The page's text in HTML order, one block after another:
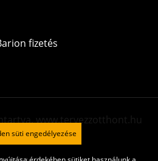
www.tervezzotthont.hu
süti engedélyezése